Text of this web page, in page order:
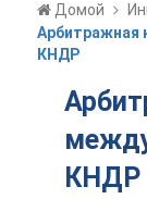
Домой
Арбитражная
КНДР
КНДР